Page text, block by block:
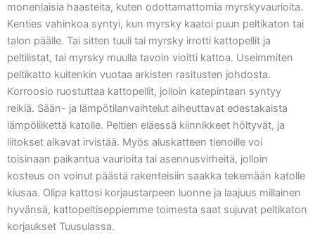
monenlaisia haasteita, kuten odottamattomia myrskyvaurioita.
Kenties vahinkoa syntyi, kun myrsky kaatoi puun peltikaton tai
talon päälle. Tai sitten tuuli tai myrsky irrotti kattopellit ja
peltilistat, tai myrsky muulla tavoin vioitti kattoa. Useimmiten
peltikatto kuitenkin vuotaa arkisten rasitusten johdosta.
Korroosio ruostuttaa kattopellit, jolloin katepintaan syntyy
reikiä. Sään- ja lämpötilanvaihtelut aiheuttavat edestakaista
lämpöliikettä katolle. Peltien eläessä kiinnikkeet höltyvät, ja
liitokset alkavat irvistää. Myös aluskatteen tienoille voi
toisinaan paikantua vaurioita tai asennusvirheitä, jolloin
kosteus on voinut päästä rakenteisiin saakka tekemään katolle
kiusaa. Olipa kattosi korjaustarpeen luonne ja laajuus millainen
hyvänsä, kattopeltiseppiemme toimesta saat sujuvat peltikaton
korjaukset Tuusulassa.